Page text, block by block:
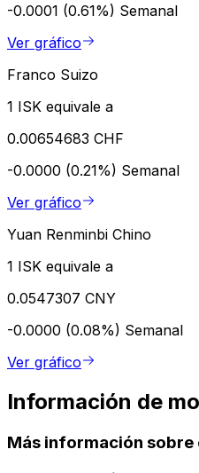
-0.0001 (0.61%) Semanal
Ver gráfico
Franco Suizo
1 ISK equivale a
0.00654683 CHF
-0.0000 (0.21%) Semanal
Ver gráfico
Yuan Renminbi Chino
1 ISK equivale a
0.0547307 CNY
-0.0000 (0.08%) Semanal
Ver gráfico
Información de
Más información sobre